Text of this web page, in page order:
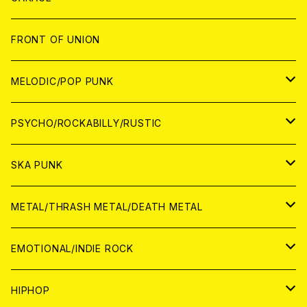
JAPAN
アナログ
CD
WORLD
アナログ
CD
FRONT OF UNION
MELODIC/POP PUNK
JAPAN
CD
ANALOG
WORLD
CD
ANALOG
PSYCHO/ROCKABILLY/RUSTIC
JAPAN
CD
ANALOG
WORLD
CD
ANALOG
SKA PUNK
JAPAN
CD
ANALOG
WORLD
CD
METAL/THRASH METAL/DEATH METAL
JAPAN
CD
WORLD
EMOTIONAL/INDIE ROCK
JAPAN
HIPHOP